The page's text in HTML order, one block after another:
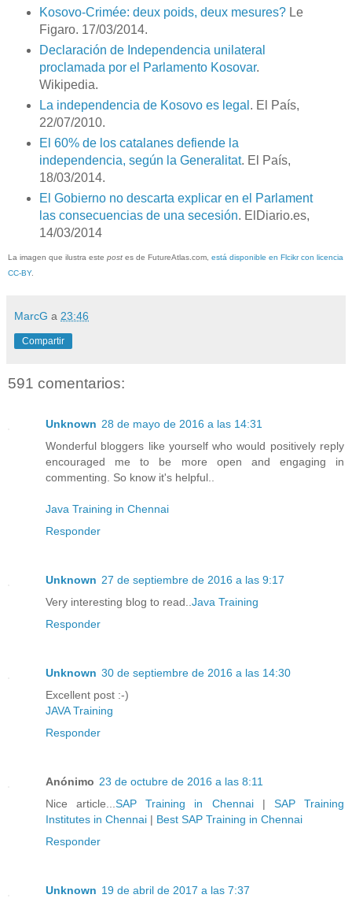
Kosovo-Crimée: deux poids, deux mesures?Le
Figaro. 17/03/2014.
Declaración de Independencia unilateral
proclamada por el Parlamento Kosovar.
Wikipedia.
La independencia de Kosovo es legal . El País,
22/07/2010.
El 60% de los catalanes defiende la
independencia, según la Generalitat. El País,
18/03/2014.
El Gobierno no descarta explicar en el Parlament
las consecuencias de una secesión. ElDiario.es,
14/03/2014
La imagen que ilustra este post es de FutureAtlas.com, está disponible en Flcikr con licencia
CC-BY.
MarcG a 23:46
Compartir
591 comentarios:
Unknown 28 de mayo de 2016 a las 14:31
Wonderful bloggers like yourself who would positively reply
encouraged me to be more open and engaging in
commenting. So know it's helpful..
Java Training in Chennai
Responder
Unknown 27 de septiembre de 2016 a las 9:17
Very interesting blog to read..Java Training
Responder
Unknown 30 de septiembre de 2016 a las 14:30
Excellent post :-)
JAVA Training
Responder
Anónimo 23 de octubre de 2016 a las 8:11
Nice article...SAP Training in Chennai| SAP Training
Institutes in Chennai | Best SAP Training in Chennai
Responder
Unknown 19 de abril de 2017 a las 7:37